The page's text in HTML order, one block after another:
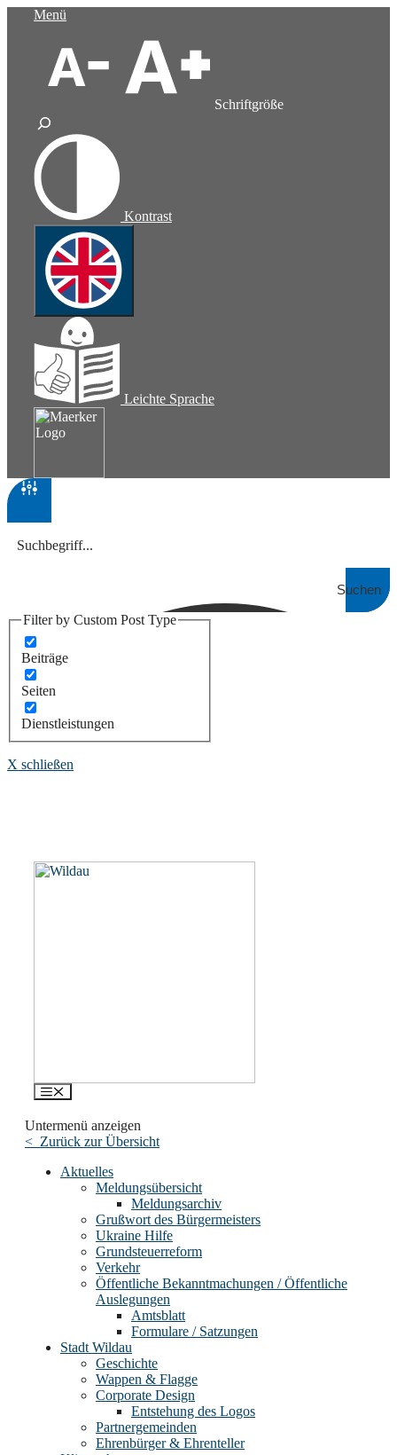
Menü
Schriftgröße
Kontrast
Leichte Sprache
Suchen
Filter by Custom Post Type
Beiträge
Seiten
Dienstleistungen
X schließen
Menü
Untermenü anzeigen
< Zurück zur Übersicht
Aktuelles
Meldungsübersicht
Meldungsarchiv
Grußwort des Bürgermeisters
Ukraine Hilfe
Grundsteuerreform
Verkehr
Öffentliche Bekanntmachungen / Öffentliche
Auslegungen
Amtsblatt
Formulare / Satzungen
Stadt Wildau
Geschichte
Wappen & Flagge
Corporate Design
Entstehung des Logos
Partnergemeinden
Ehrenbürger & Ehrenteller